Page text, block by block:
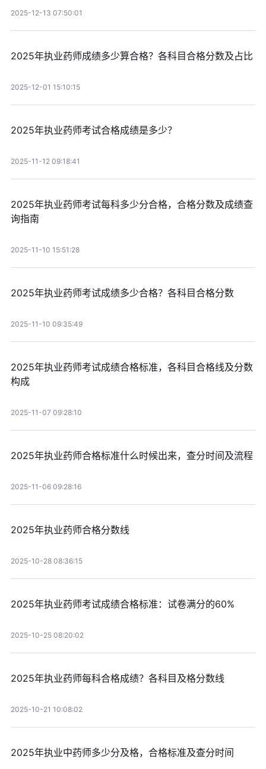
2025-12-13 07:50:01
2025年执业药师成绩多少算合格？各科目合格分数及占比
2025-12-01 15:10:15
2025年执业药师考试合格成绩是多少？
2025-11-12 09:18:41
2025年执业药师考试每科多少分合格，合格分数及成绩查
询指南
2025-11-10 15:51:28
2025年执业药师考试成绩多少合格？各科目合格分数
2025-11-10 09:35:49
2025年执业药师考试成绩合格标准，各科目合格线及分数
构成
2025-11-07 09:28:10
2025年执业药师合格标准什么时候出来，查分时间及流程
2025-11-06 09:28:16
2025年执业药师合格分数线
2025-10-28 08:36:15
2025年执业药师考试成绩合格标准：试卷满分的60%
2025-10-25 08:20:02
2025年执业药师每科合格成绩？各科目及格分数线
2025-10-21 10:08:02
2025年执业中药师多少分及格，合格标准及查分时间